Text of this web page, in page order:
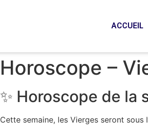
ACCUEIL
Horoscope –
✨ Horoscope de la
Cette semaine, les Vierges seront